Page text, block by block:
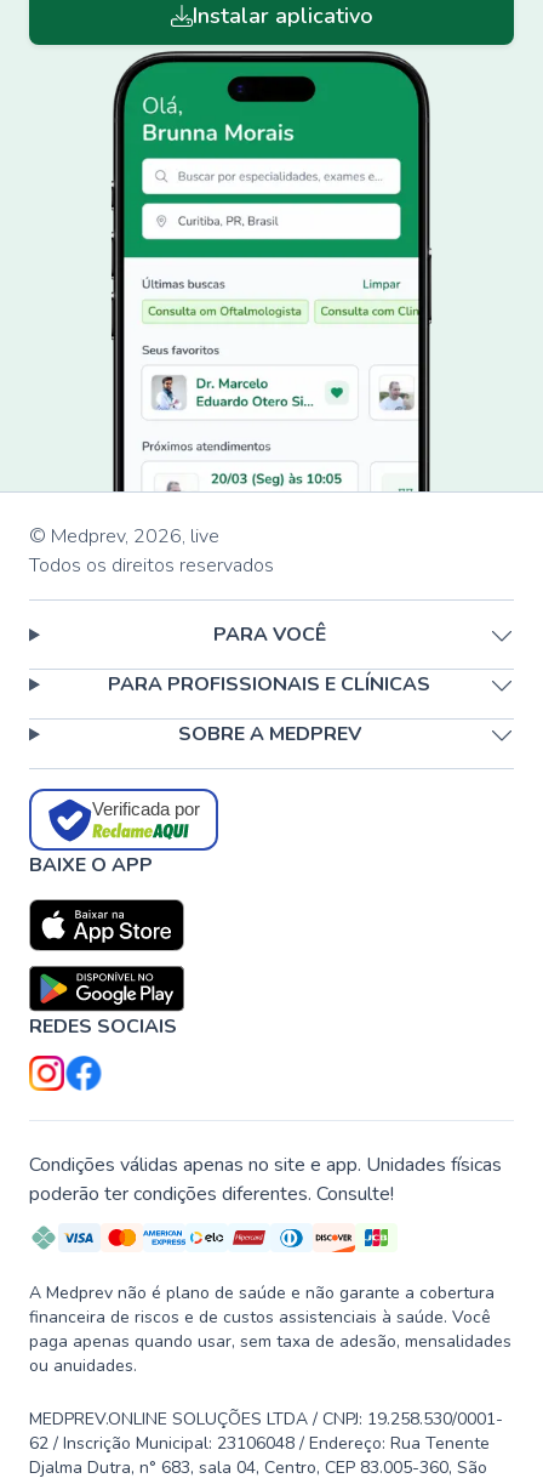
Instalar aplicativo
© Medprev, 2026, live
Todos os direitos reservados
PARA VOCÊ
PARA PROFISSIONAIS E CLÍNICAS
SOBRE A MEDPREV
Verificada por
BAIXE O APP
REDES SOCIAIS
Condições válidas apenas no site e app. Unidades físicas
poderão ter condições diferentes. Consulte!
A Medprev não é plano de saúde e não garante a cobertura
financeira de riscos e de custos assistenciais à saúde. Você
paga apenas quando usar, sem taxa de adesão, mensalidades
ou anuidades.
MEDPREV.ONLINE SOLUÇÕES LTDA / CNPJ: 19.258.530/0001-
62 / Inscrição Municipal: 23106048 / Endereço: Rua Tenente
Djalma Dutra, n° 683, sala 04, Centro, CEP 83.005-360, São